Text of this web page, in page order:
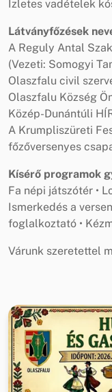
Ízletes vadételek
Látványfőzések
A Reguly Antal
(Vezeti: Somogyi
Olaszfalu civil
Olaszfalu Község
Közép-Dunántúli
A Krumpliszüreti
főzőversenyes
Kísérő programok
Fa népi játszótér •
Ismerkedés a
foglalkoztató •
Várunk szeretettel